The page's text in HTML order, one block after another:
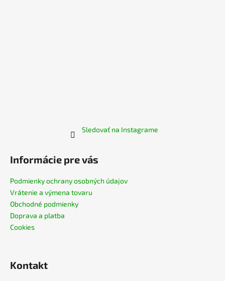
Sledovať na Instagrame
Informácie pre vás
Podmienky ochrany osobných údajov
Vrátenie a výmena tovaru
Obchodné podmienky
Doprava a platba
Cookies
Kontakt